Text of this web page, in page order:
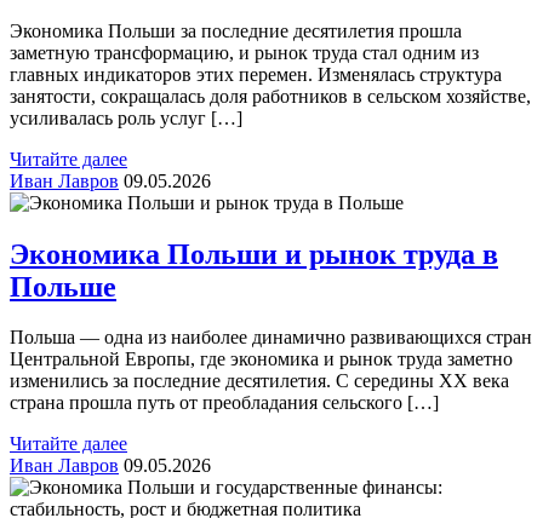
Экономика Польши за последние десятилетия прошла
заметную трансформацию, и рынок труда стал одним из
главных индикаторов этих перемен. Изменялась структура
занятости, сокращалась доля работников в сельском хозяйстве,
усиливалась роль услуг […]
Читайте далее
Иван Лавров 09.05.2026
Экономика Польши и рынок труда в
Польше
Польша — одна из наиболее динамично развивающихся стран
Центральной Европы, где экономика и рынок труда заметно
изменились за последние десятилетия. С середины XX века
страна прошла путь от преобладания сельского […]
Читайте далее
Иван Лавров 09.05.2026